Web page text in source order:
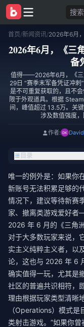
搜索
首页/新闻资讯/
2026年6月，《三
备
值得——2026年6月，《三
29日 “赛季末军备凭证冲
是不可重复获取的，且不
限于外观道具。根据
间，峰值超过 13.5万。关
涉及数值强度，
作者:
目录
唯一的例外是：如果你
新账号无法积累足够的
情况下，建议等待新
家、撤离类游戏爱好者
2026 年 6 月的《三角
对于大多数玩家来说，
实主义纯粹主义者，以
论，这也与 2026 年 6
确实值得一玩，尤其是
社区的普遍共识相符，
理由根据玩家类型清晰
（Operations）模式
类射击游戏。”如果你